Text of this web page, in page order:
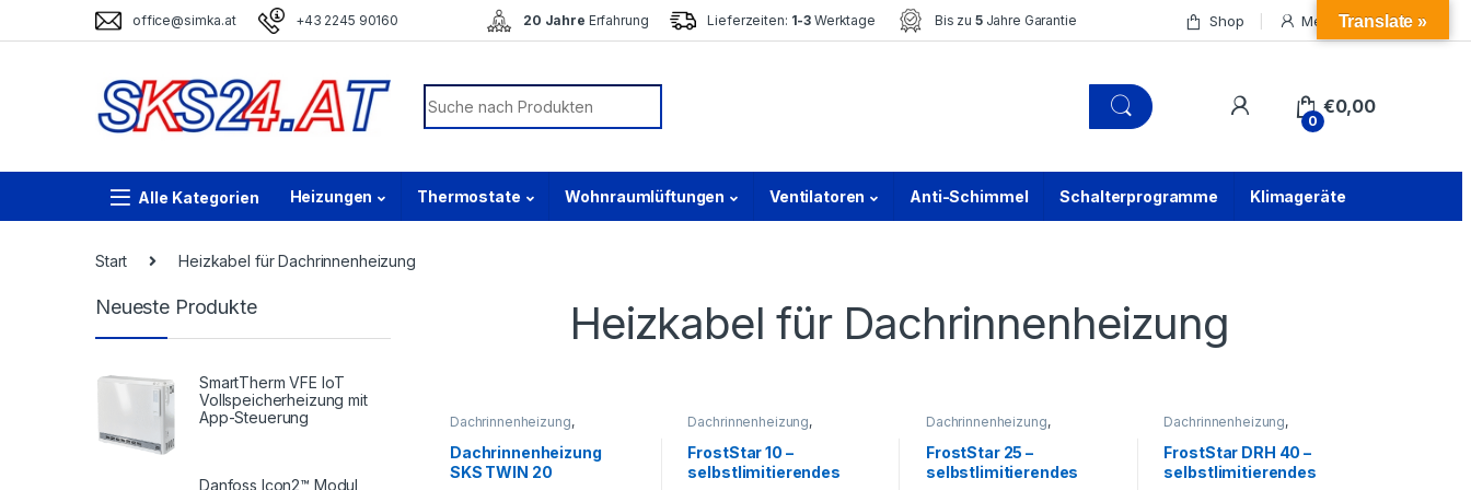
Skip to navigation
Skip to content office@simka.at +43 2245 90160 20 Jahre Erfahrung Lieferzeiten: 1-3 Werktage Bis zu 5Jahre Garantie Shop Mein Konto
Search for:
0
€0,00
Heizungen Thermostate Wohnraumlüftungen Ventilatoren Anti-Schimmel Schalterprogramme Klimageräte
Start Heizkabel für Dachrinnenheizung
Heizkabel für Dachrinnenheizung
Dachrinnenheizung,
Dachrinnenheizung
Dachrinnenheizung
SKS TWIN 20
Dachrinnenheizung,
Dachrinnenheizung
FrostStar 10 –
selbstlimitierendes
Dachrinnenheizung,
Dachrinnenheizung
FrostStar 25 –
selbstlimitierendes
Dachrinnenheizung,
Dachrinnenheizung
FrostStar DRH 40 –
selbstlimitierendes
Neueste Produkte
SmartTherm VFE IoT
Vollspeicherheizung mit
App-Steuerung
Danfoss Icon2™ Modul
Translate »